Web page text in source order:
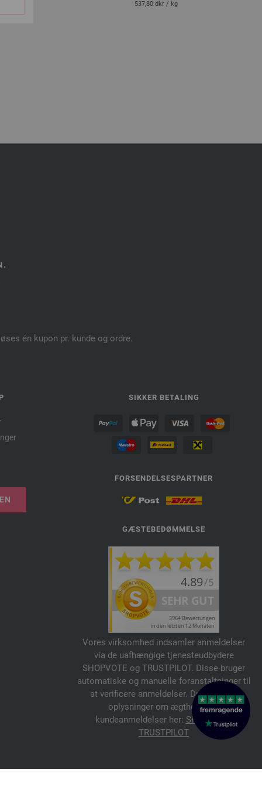
537,80 dkr / kg
én kupon pr. kunde og ordre.
SIKKER BETALING
FORSENDELSESPARTNER
GÆSTEBEDØMMELSE
Vores virksomhed indsamler anmeldelser
via de uafhængige tjenesteudbydere
SHOPVOTE og TRUSTPILOT. Disse bruger
automatiske og manuelle foranstaltninger til
at verificere anmeldelser. Du kan finde
oplysninger om ægtheden af
kundeanmeldelser her: SHOPVOTE
TRUSTPILOT